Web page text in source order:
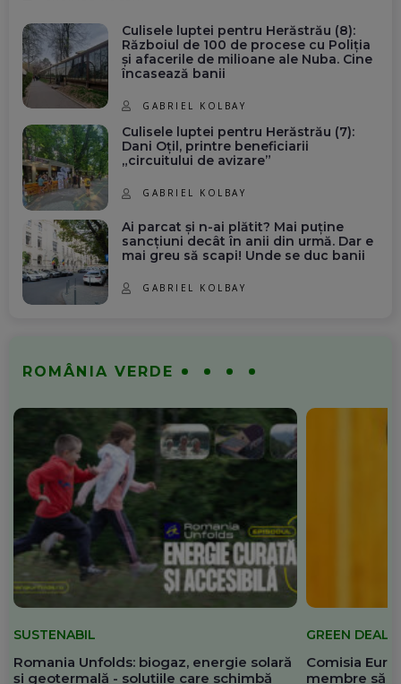
Culisele luptei pentru Herăstrău (8):
Războiul de 100 de procese cu Poliția
și afacerile de milioane ale Nuba. Cine
încasează banii
GABRIEL KOLBAY
Culisele luptei pentru Herăstrău (7):
Dani Oțil, printre beneficiarii
„circuitului de avizare”
GABRIEL KOLBAY
Ai parcat și n-ai plătit? Mai puține
sancțiuni decât în anii din urmă. Dar e
mai greu să scapi! Unde se duc banii
GABRIEL KOLBAY
ROMÂNIA VERDE
SUSTENABIL
Romania Unfolds: biogaz, energie solară
și geotermală - soluțiile care schimbă
GREEN DEAL
Comisia
membre să